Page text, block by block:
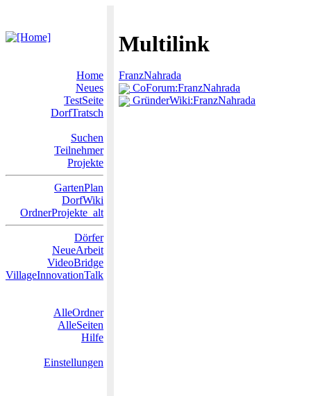
Multilink
Home
Neues
TestSeite
DorfTratsch
Suchen
Teilnehmer
Projekte
GartenPlan
DorfWiki
OrdnerProjekte_alt
Dörfer
NeueArbeit
VideoBridge
VillageInnovationTalk
AlleOrdner
AlleSeiten
Hilfe
Einstellungen
FranzNahrada
CoForum:FranzNahrada
GründerWiki:FranzNahrada